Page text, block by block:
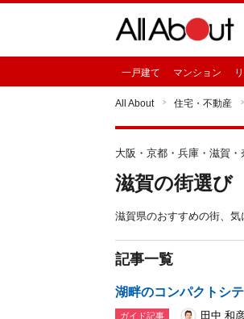
一戸建て マンション
All About 住宅・不動産
大阪・京都・兵庫・滋賀・
滋賀の街選び
滋賀県のおすすめの街、気
記事一覧
湖畔のコンパクトシ
ガイド記事
田中 和